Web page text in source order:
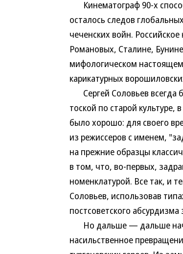
Кинематограф 90-х
осталось следов
чеченских войн.
Романовых, Сталине,
мифологическом
карикатурных
Сергей Соловьев всегда
тоской по старой
было хорошо: для своего
из режиссеров с именем,
на прежние образцы
в том, что, во-первых,
номенклатурой. Все так, и
Соловьев, использовав
постсоветского
Но дальше — дальше
насильственное